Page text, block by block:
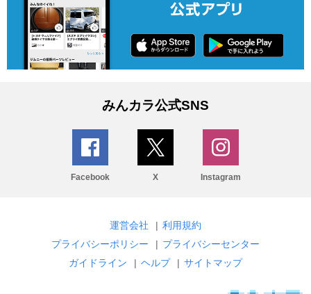
みんカラ公式SNS
Facebook X Instagram
運営会社 | 利用規約
プライバシーポリシー
| プライバシーセンター
ガイドライン
| ヘルプ | サイトマップ